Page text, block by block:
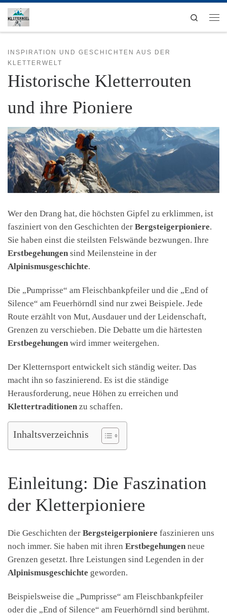
Zum Inhalt springen
Search
INSPIRATION UND GESCHICHTEN AUS DER
KLETTERWELT
Historische Kletterrouten
und ihre Pioniere
Wer den Drang hat, die höchsten Gipfel zu erklimmen, ist
fasziniert von den Geschichten der Bergsteigerpioniere.
Sie haben einst die steilsten Felswände bezwungen. Ihre
Erstbegehungen sind Meilensteine in der
Alpinismusgeschichte.
Die „Pumprisse“ am Fleischbankpfeiler und die „End of
Silence“ am Feuerhörndl sind nur zwei Beispiele. Jede
Route erzählt von Mut, Ausdauer und der Leidenschaft,
Grenzen zu verschieben. Die Debatte um die härtesten
Erstbegehungen wird immer weitergehen.
Der Kletternsport entwickelt sich ständig weiter. Das
macht ihn so faszinierend. Es ist die ständige
Herausforderung, neue Höhen zu erreichen und
Klettertraditionen zu schaffen.
Inhaltsverzeichnis
Einleitung: Die Faszination
der Kletterpioniere
Die Geschichten der Bergsteigerpioniere faszinieren uns
noch immer. Sie haben mit ihren Erstbegehungen neue
Grenzen gesetzt. Ihre Leistungen sind Legenden in der
Alpinismusgeschichte geworden.
Beispielsweise die „Pumprisse“ am Fleischbankpfeiler
oder die „End of Silence“ am Feuerhörndl sind berühmt.